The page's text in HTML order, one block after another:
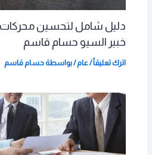
خبير السيو حسام قاسم
اترك تعليقاً/عام/ بواسطة حسام قاسم